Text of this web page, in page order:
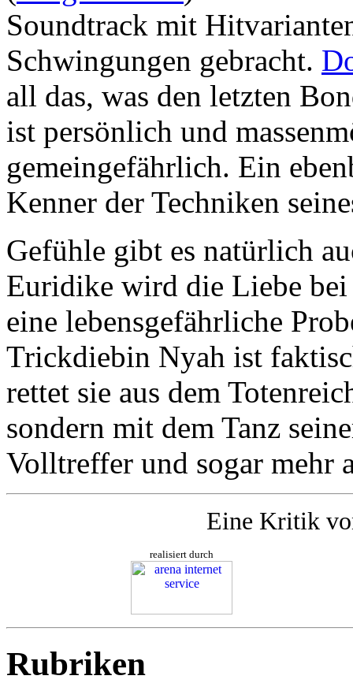
Soundtrack mit
Schwingungen gebracht.
all das, was den letzten
ist persönlich und
gemeingefährlich. Ein
Kenner der Techniken
Gefühle gibt es natürlich
Euridike wird die Liebe
eine lebensgefährliche
Trickdiebin Nyah ist
rettet sie aus dem
sondern mit dem Tanz
Volltreffer und sogar mehr
Eine Kritik
realisiert durch
Rubriken